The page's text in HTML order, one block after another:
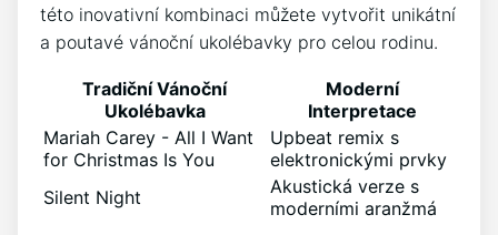
této inovativní kombinaci můžete vytvořit unikátní
a poutavé vánoční ukolébavky pro ⁢celou​ rodinu.
Tradiční Vánoční
Ukolébavka
Moderní⁢
Interpretace
Mariah Carey ‍-‍ All⁤ I‌ Want
⁣for Christmas Is You
Upbeat ⁢remix s
elektronickými prvky
Silent Night
Akustická ‍verze‌ s
moderními aranžmá